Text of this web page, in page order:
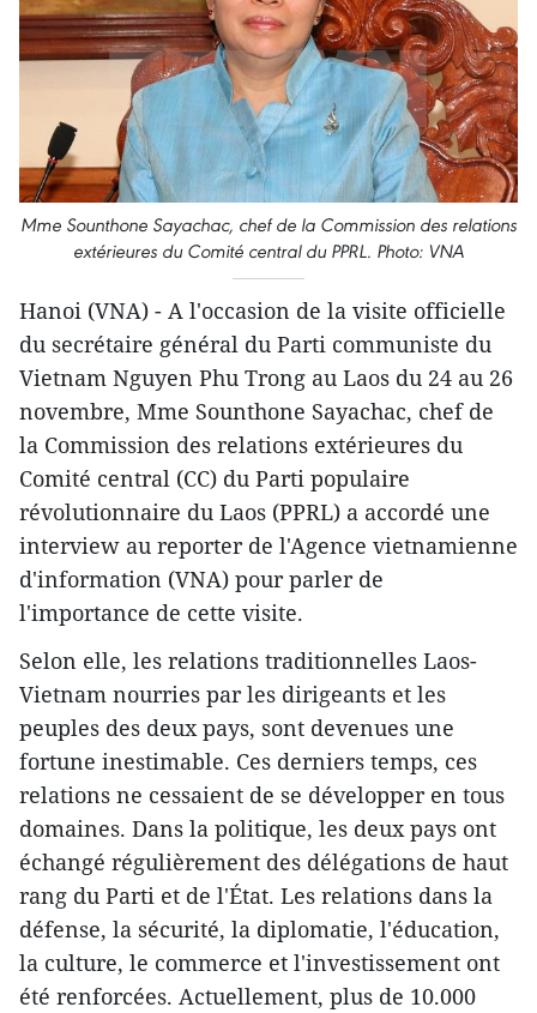
Mme Sounthone Sayachac, chef de la Commission des relations
extérieures du Comité central du PPRL. Photo: VNA
Hanoi (VNA) - A l'occasion de la visite officielle
du secrétaire général du Parti communiste du
Vietnam Nguyen Phu Trong au Laos du 24 au 26
novembre, Mme Sounthone Sayachac, chef de
la Commission des relations extérieures du
Comité central (CC) du Parti populaire
révolutionnaire du Laos (PPRL) a accordé une
interview au reporter de l'Agence vietnamienne
d'information (VNA) pour parler de
l'importance de cette visite.
Selon elle, les relations traditionnelles Laos-
Vietnam nourries par les dirigeants et les
peuples des deux pays, sont devenues une
fortune inestimable. Ces derniers temps, ces
relations ne cessaient de se développer en tous
domaines. Dans la politique, les deux pays ont
échangé régulièrement des délégations de haut
rang du Parti et de l'État. Les relations dans la
défense, la sécurité, la diplomatie, l'éducation,
la culture, le commerce et l'investissement ont
été renforcées. Actuellement, plus de 10.000